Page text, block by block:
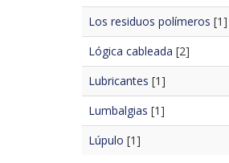
Los residuos polímeros [1]
Lógica cableada [2]
Lubricantes [1]
Lumbalgias [1]
Lúpulo [1]